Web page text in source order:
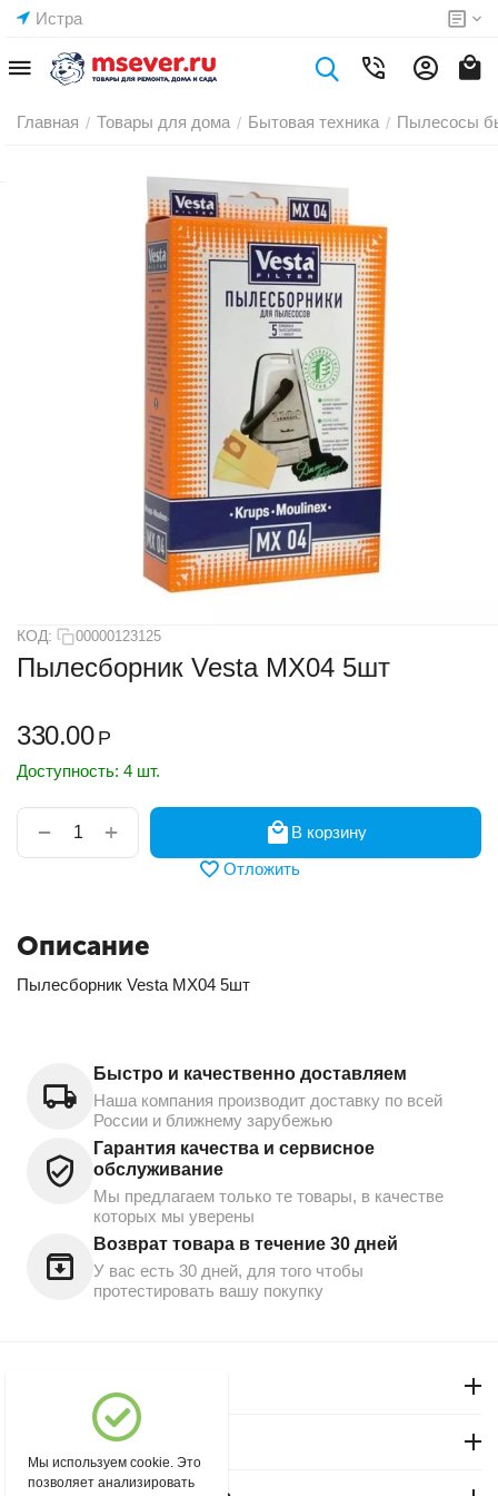
Истра
Главная / Товары для дома / Бытовая техника / Пылесосы
КОД: 00000123125
Пылесборник Vesta MX04 5шт
330.00 Р
Доступность: 4 шт.
+
−
В корзину
Отложить
Описание
Пылесборник Vesta MX04 5шт
Быстро и качественно доставляем
Наша компания производит доставку по всей
России и ближнему зарубежью
Гарантия качества и сервисное
обслуживание
Мы предлагаем только те товары, в качестве
которых мы уверены
Возврат товара в течение 30 дней
У вас есть 30 дней, для того чтобы
протестировать вашу покупку
Магазин "Северный"
Мы используем cookie. Это
позволяет анализировать